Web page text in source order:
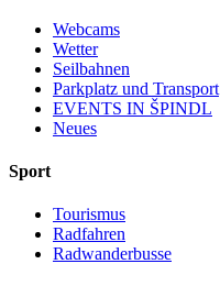
Webcams
Wetter
Seilbahnen
Parkplatz und Transport
EVENTS IN ŠPINDL
Neues
Sport
Tourismus
Radfahren
Radwanderbusse